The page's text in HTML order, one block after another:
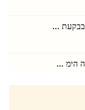
...
הימ ...
...